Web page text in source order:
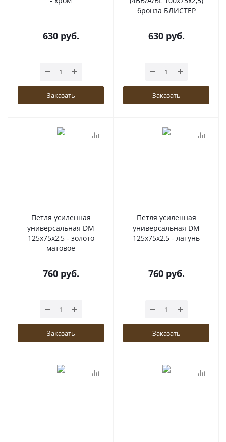
630 руб.
Заказать
бронза БЛИСТЕР
630 руб.
Заказать
Петля усиленная
универсальная DM
125x75x2,5 - золото
матовое
760 руб.
Заказать
Петля усиленная
универсальная DM
125x75x2,5 - латунь
760 руб.
Заказать